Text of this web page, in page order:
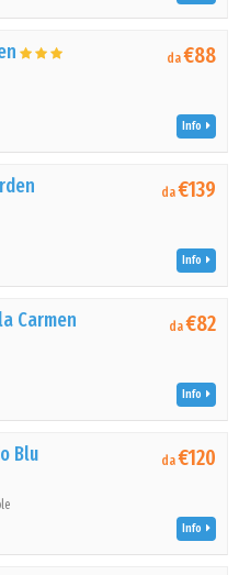
da€88
Info
da€139
Info
Carmen da€82
Info
Blu da€120
Info